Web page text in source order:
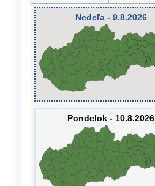
Nedeľa - 9.8.2026
Pondelok - 10.8.2026